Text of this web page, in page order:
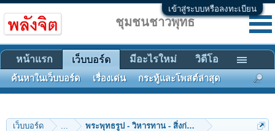
เข้าสู่ระบบหรือลงทะเบียน
เว็บบอร์ด ... พระพุทธรูป - วิหารทาน - สิ่งก่อสร้าง
ชุมชนชาวพุทธ
หน้าแรก เว็บบอร์ด
ค้นหาในเว็บบอร์ด เรื่องเด่น กระทู้และโพสต์ล่าสุด
มีอะไรใหม่ วิดีโอ